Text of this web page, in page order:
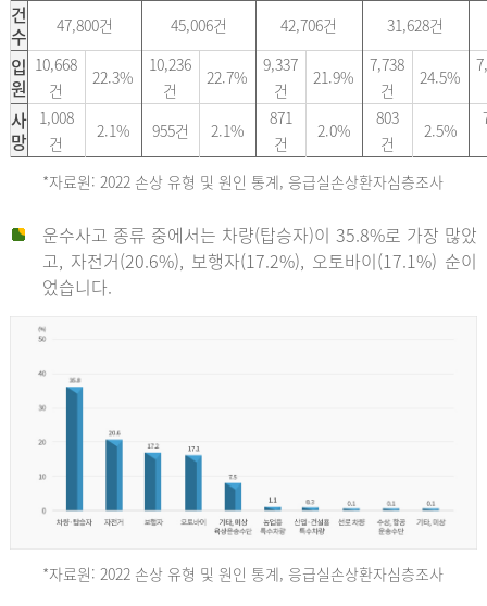
건
수
47,800건 45,006건 42,706건 31,628건
입
원
10,668
건
22.3%
10,236
건
22.7%
9,337
건
21.9%
7,738
건
24.5%
사
망
1,008
건
2.1% 955건 2.1%
871
건
2.0%
803
건
2.5%
*자료원: 2022 손상 유형 및 원인 통계, 응급실손상환자심층조사
운수사고 종류 중에서는 차량(탑승자)이 35.8%로 가장 많았
고, 자전거(20.6%), 보행자(17.2%), 오토바이(17.1%) 순이
었습니다.
*자료원: 2022 손상 유형 및 원인 통계, 응급실손상환자심층조사